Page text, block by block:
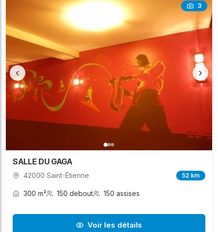
3
‹ ›
SALLE DU GAGA
42000 Saint-Étienne 52 km
300 m² 150 debout 150 assises
Voir les détails